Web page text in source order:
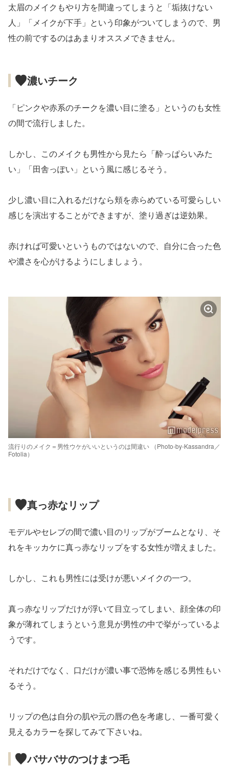
太眉のメイクもやり方を間違ってしまうと「垢抜けない
人」「メイクが下手」という印象がついてしまうので、男
性の前でするのはあまりオススメできません。
濃いチーク
「ピンクや赤系のチークを濃い目に塗る」というのも女性
の間で流行しました。
しかし、このメイクも男性から見たら「酔っぱらいみた
い」「田舎っぽい」という風に感じるそう。
少し濃い目に入れるだけなら頬を赤らめている可愛らしい
感じを演出することができますが、塗り過ぎは逆効果。
赤ければ可愛いというものではないので、自分に合った色
や濃さを心がけるようにしましょう。
流行りのメイク＝男性ウケがいいというのは間違い （Photo-by-Kassandra／
Fotolia）
真っ赤なリップ
モデルやセレブの間で濃い目のリップがブームとなり、そ
れをキッカケに真っ赤なリップをする女性が増えました。
しかし、これも男性には受けが悪いメイクの一つ。
真っ赤なリップだけが浮いて目立ってしまい、顔全体の印
象が薄れてしまうという意見が男性の中で挙がっているよ
うです。
それだけでなく、口だけが濃い事で恐怖を感じる男性もい
るそう。
リップの色は自分の肌や元の唇の色を考慮し、一番可愛く
見えるカラーを探してみて下さいね。
バサバサのつけまつ毛